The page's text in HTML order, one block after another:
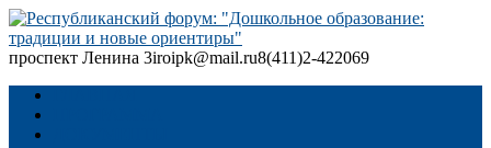
Skip
to
content
и новые ориентиры"
проспект Ленина 3iroipk@mail.ru8(411)2-422069